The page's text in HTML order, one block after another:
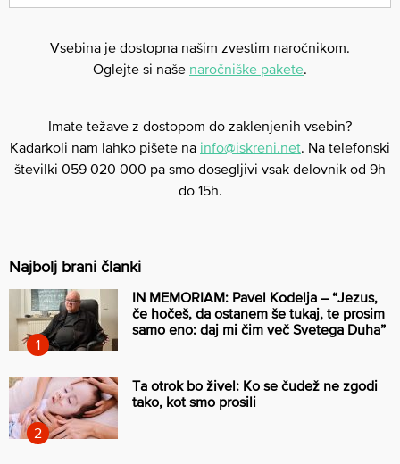
Vsebina je dostopna našim zvestim naročnikom.
Oglejte si naše naročniške pakete.
Imate težave z dostopom do zaklenjenih vsebin?
Kadarkoli nam lahko pišete na info@iskreni.net. Na telefonski
številki 059 020 000 pa smo dosegljivi vsak delovnik od 9h
do 15h.
Najbolj brani članki
IN MEMORIAM: Pavel Kodelja – “Jezus,
če hočeš, da ostanem še tukaj, te prosim
samo eno: daj mi čim več Svetega Duha”
Ta otrok bo živel: Ko se čudež ne zgodi
tako, kot smo prosili